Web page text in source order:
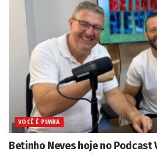
VOCÊ É PIMBA
Betinho Neves hoje no Podcast